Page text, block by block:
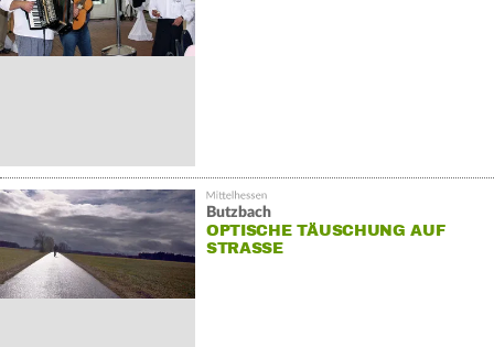
Butzbach
OPTISCHE TÄUSCHUNG AUF
STRASSE